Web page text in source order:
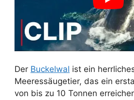
Der Buckelwal ist ein
Meeressäugetier, das ein
von bis zu 10 Tonnen